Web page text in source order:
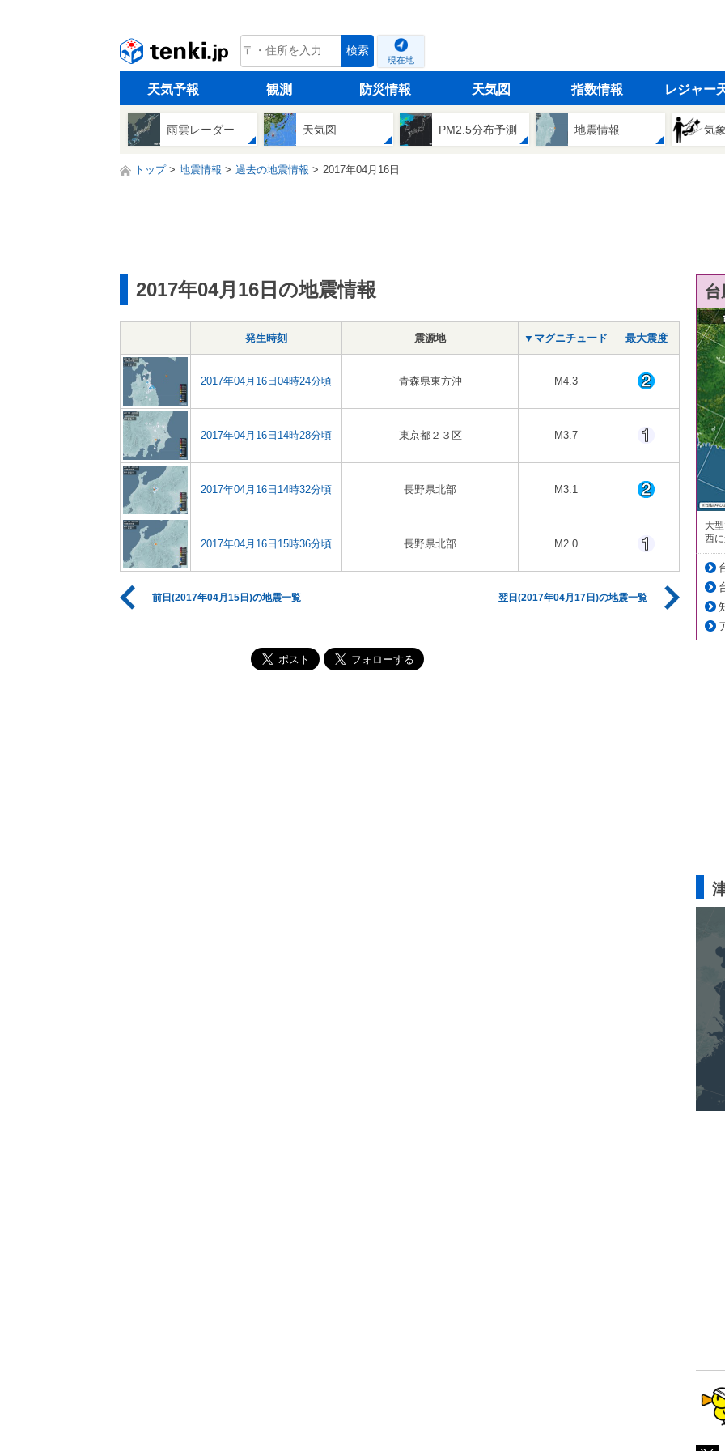
tenki.jp 検索
現在地
天気予報 観測 防災情報 天気図 指数情報 レジャー
雨雲レーダー 天気図 PM2.5分布予測 地震情報 気
トップ 地震情報 過去の地震情報 2017年04月16日
2017年04月16日の地震情報
発生時刻 震源地 ▼マグニチュード 最大震度
2017年04月16日04時24分頃 青森県東方沖 M4.3
2017年04月16日14時28分頃 東京都２３区 M3.7
2017年04月16日14時32分頃 長野県北部 M3.1
2017年04月16日15時36分頃 長野県北部 M2.0
前日(2017年04月15日)の地震一覧 翌日(2017年04月17日)の地震一覧
大
西